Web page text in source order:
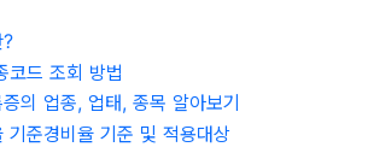
?
코드 조회 방법
의 업종, 업태, 종목 알아보기
기준경비율 기준 및 적용대상